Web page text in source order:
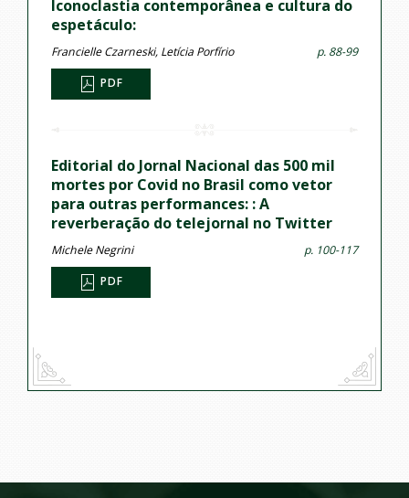
Iconoclastia contemporânea e cultura do
espetáculo:
Francielle Czarneski, Letícia Porfírio p. 88-99
PDF
Editorial do Jornal Nacional das 500 mil
mortes por Covid no Brasil como vetor
para outras performances: : A
reverberação do telejornal no Twitter
Michele Negrini p. 100-117
PDF